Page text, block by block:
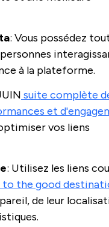
: Vous possédez
à la plateforme.
suite complète
et
vos liens
: Utilisez les liens
to the good
de leur